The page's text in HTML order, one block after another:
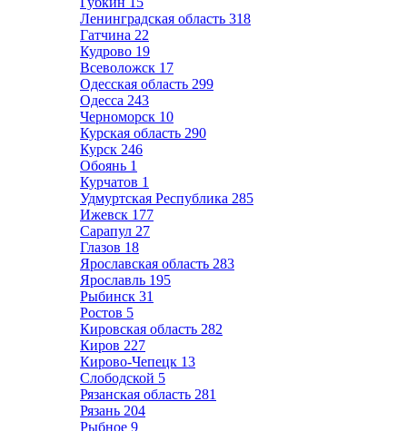
Ленинградская область 318
Гатчина 22
Кудрово 19
Всеволожск 17
Одесская область 299
Одесса 243
Черноморск 10
Курская область 290
Курск 246
Обоянь 1
Курчатов 1
Удмуртская Республика 285
Ижевск 177
Сарапул 27
Глазов 18
Ярославская область 283
Ярославль 195
Рыбинск 31
Ростов 5
Кировская область 282
Киров 227
Кирово-Чепецк 13
Слободской 5
Рязанская область 281
Рязань 204
Рыбное 9